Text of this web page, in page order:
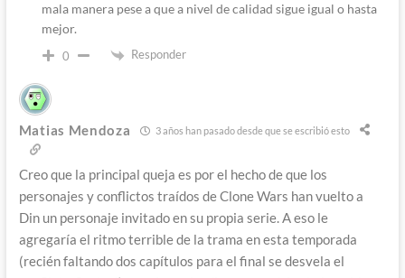
mala manera pese a que a nivel de calidad sigue igual o hasta
mejor.
0 Responder
Matias Mendoza 3 años han pasado desde que se escribió esto
Creo que la principal queja es por el hecho de que los
personajes y conflictos traídos de Clone Wars han vuelto a
Din un personaje invitado en su propia serie. A eso le
agregaría el ritmo terrible de la trama en esta temporada
(recién faltando dos capítulos para el final se desvela el